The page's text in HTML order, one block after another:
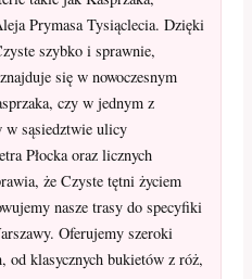
Prymasa Tysiąclecia. Dzięki
szybko i sprawnie,
się w nowoczesnym
czy w jednym z
w sąsiedztwie ulicy
Płocka oraz licznych
że Czyste tętni życiem
nasze trasy do specyfiki
Oferujemy szeroki
klasycznych bukietów z róż,